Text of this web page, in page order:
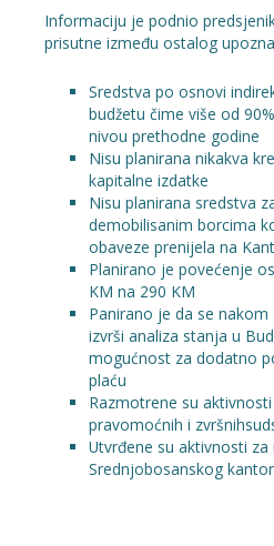
Informaciju je podnio
prisutne između ostalog
Sredstva po osnovi
budžetu čime više od
nivou prethodne godine
Nisu planirana nikakva
kapitalne izdatke
Nisu planirana sredstva
demobilisanim borcima
obaveze prenijela na
Planirano je povećenje
KM na 290 KM
Panirano je da se
izvrši analiza stanja u
mogućnost za dodatno
plaću
Razmotrene su
pravomoćnih i
Utvrđene su aktivnosti za
Srednjobosanskog